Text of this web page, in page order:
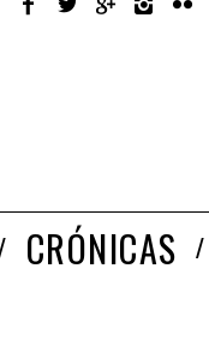
CRÓNICAS